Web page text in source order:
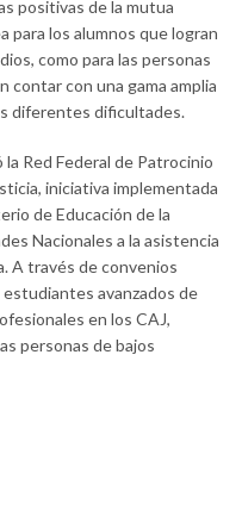
positivas de la mutua
para los alumnos que logran
como para las personas
contar con una gama amplia
diferentes dificultades.
Red Federal de Patrocinio
iniciativa implementada
de Educación de la
Nacionales a la asistencia
A través de convenios
avanzados de
en los CAJ,
personas de bajos